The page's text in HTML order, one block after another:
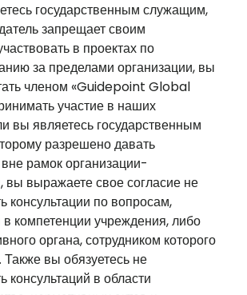
государственным служащим,
запрещает своим
в проектах по
за пределами организации, вы
членом «Guidepoint Global
участие в наших
вы являетесь государственным
разрешено давать
рамок организации-
вы выражаете свое согласие не
консультации по вопросам,
компетенции учреждения, либо
органа, сотрудником которого
Также вы обязуетесь не
консультаций в области